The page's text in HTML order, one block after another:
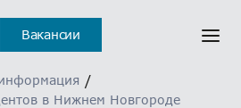
Вакансии
/
в Нижнем Новгороде